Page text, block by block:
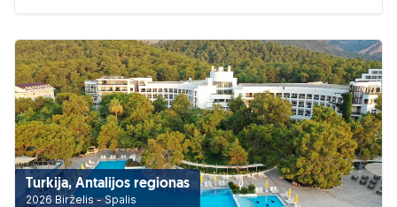
Turkija, Antalijos regionas
2026 Birželis - Spalis